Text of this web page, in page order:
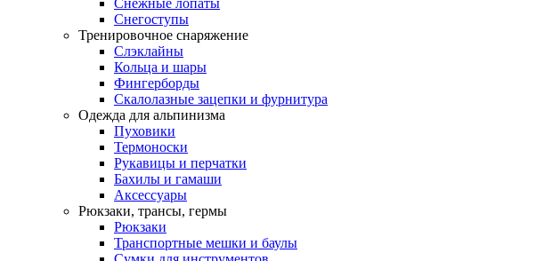
Снежные лопаты
Снегоступы
Тренировочное снаряжение
Слэклайны
Кольца и шары
Фингерборды
Скалолазные зацепки и фурнитура
Одежда для альпинизма
Пуховики
Термоноски
Рукавицы и перчатки
Бахилы и гамаши
Аксессуары
Рюкзаки, трансы, гермы
Рюкзаки
Транспортные мешки и баулы